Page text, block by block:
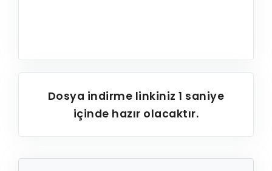
Dosya indirme linkiniz1 saniye
içinde hazır olacaktır.